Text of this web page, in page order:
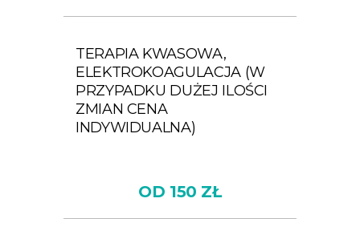
TERAPIA KWASOWA,
ELEKTROKOAGULACJA (W
PRZYPADKU DUŻEJ ILOŚCI
ZMIAN CENA
INDYWIDUALNA)
OD 150 ZŁ